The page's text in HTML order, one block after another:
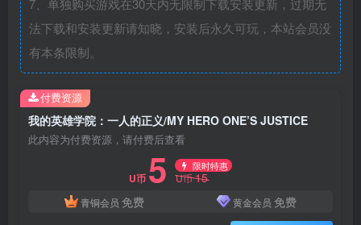
法下载和安装更新请知晓，安装后永久可玩，本站会员没
有本条限制。
我的英雄学院：一人的正义/MY HERO ONE’S JUSTICE
此内容为付费资源，请付费后查看
U币 5 限时特惠
U币15
青铜会员 免费 黄金会员 免费
付费资源